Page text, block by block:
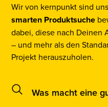
Wir von kernpunkt sind
smarten Produktsuche
dabei, diese nach Deinen
– und mehr als den
Projekt herauszuholen.
Was macht eine